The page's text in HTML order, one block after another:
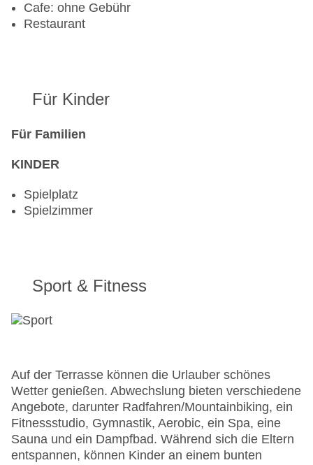
Cafe: ohne Gebühr
Restaurant
Für Kinder
Für Familien
KINDER
Spielplatz
Spielzimmer
Sport & Fitness
Auf der Terrasse können die Urlauber schönes
Wetter genießen. Abwechslung bieten verschiedene
Angebote, darunter Radfahren/Mountainbiking, ein
Fitnessstudio, Gymnastik, Aerobic, ein Spa, eine
Sauna und ein Dampfbad. Während sich die Eltern
entspannen, können Kinder an einem bunten